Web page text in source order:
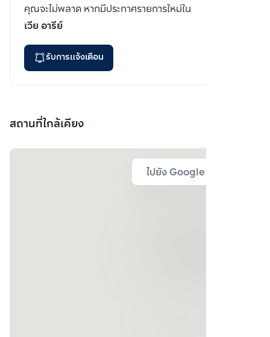
คุณจะไม่พลาด หากมีประกาศรายการใหม่ใน
เวีย อารีย์
รับการแจ้งเตือน
สถานที่ใกล้เคียง
ไปยัง Google Map